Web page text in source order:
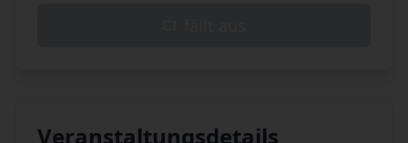
Veranstaltungsdetails